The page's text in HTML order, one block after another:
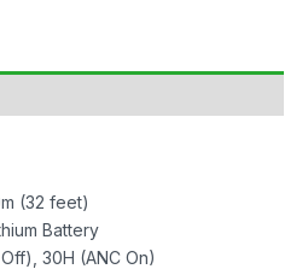
(32 feet)
Battery
30H (ANC On)